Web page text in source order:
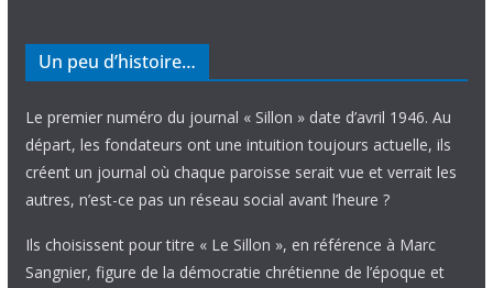
Un peu d’histoire…
Le premier numéro du journal « Sillon » date d’avril 1946. Au
départ, les fondateurs ont une intuition toujours actuelle, ils
créent un journal où chaque paroisse serait vue et verrait les
autres, n’est-ce pas un réseau social avant l’heure ?
Ils choisissent pour titre « Le Sillon », en référence à Marc
Sangnier, figure de la démocratie chrétienne de l’époque et